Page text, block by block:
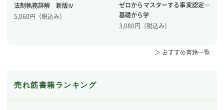
法制執務詳解 新版Ⅳ
5,060円（税込み）
ゼロからマスターする事実認定―
基礎から学
3,080円（税込み）
＞ おすすめ書籍一覧
売れ筋書籍ランキング